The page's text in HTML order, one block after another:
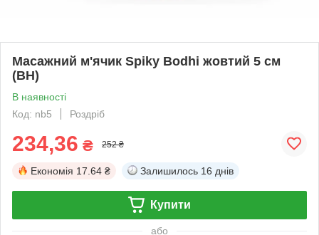
Масажний м'ячик Spiky Bodhi жовтий 5 см
(BH)
В наявності
Код: nb5
Роздріб
234,36 ₴ 252 ₴
Економія 17.64 ₴ Залишилось 16 днів
Купити
або